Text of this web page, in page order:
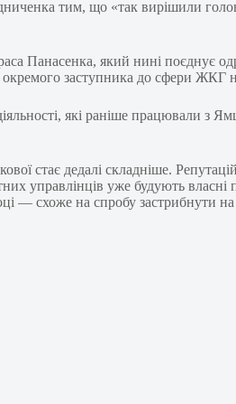
тим, що «так вирішили
Панасенка, який нині поєднує
заступника до сфери ЖКГ
які раніше працювали
стає дедалі складніше.
управлінців уже будують
— схоже на спробу застрибнути